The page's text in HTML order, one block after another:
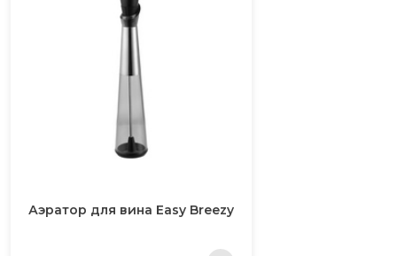
Аэратор для вина Easy Breezy